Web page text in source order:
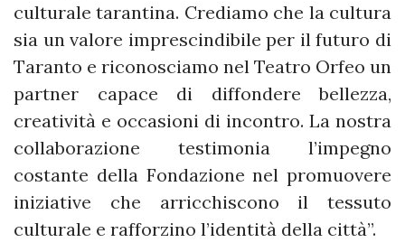
culturale tarantina. Crediamo che la cultura
sia un valore imprescindibile per il futuro di
Taranto e riconosciamo nel Teatro Orfeo un
partner capace di diffondere bellezza,
creatività e occasioni di incontro. La nostra
collaborazione testimonia l’impegno
costante della Fondazione nel promuovere
iniziative che arricchiscono il tessuto
culturale e rafforzino l’identità della città”.